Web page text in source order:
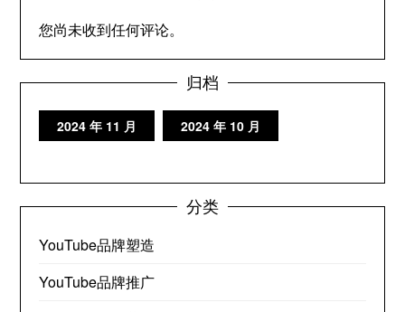
您尚未收到任何评论。
归档
2024 年 11 月 2024 年 10 月
分类
YouTube品牌塑造
YouTube品牌推广